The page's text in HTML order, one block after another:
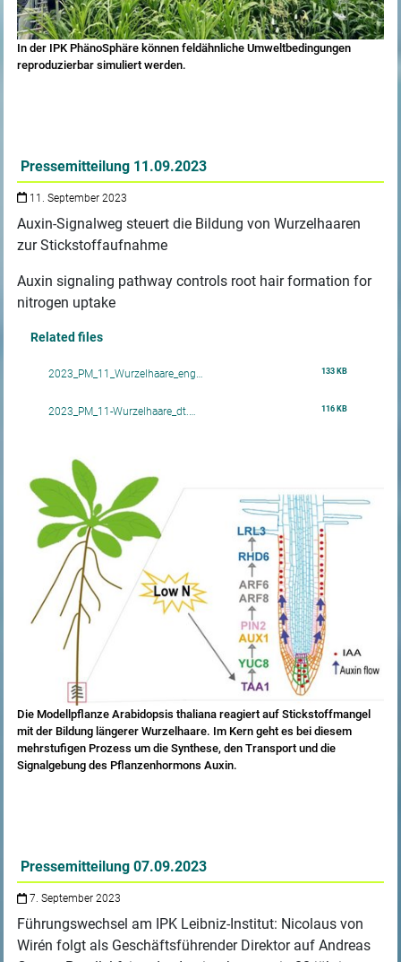
In der IPK PhänoSphäre können feldähnliche Umweltbedingungen
reproduzierbar simuliert werden.
Pressemitteilung 11.09.2023
11. September 2023
Auxin-Signalweg steuert die Bildung von Wurzelhaaren
zur Stickstoffaufnahme
Auxin signaling pathway controls root hair formation for
nitrogen uptake
Related files
2023_PM_11_Wurzelhaare_eng… 133 KB
2023_PM_11-Wurzelhaare_dt.… 116 KB
Die Modellpflanze Arabidopsis thaliana reagiert auf Stickstoffmangel
mit der Bildung längerer Wurzelhaare. Im Kern geht es bei diesem
mehrstufigen Prozess um die Synthese, den Transport und die
Signalgebung des Pflanzenhormons Auxin.
Pressemitteilung 07.09.2023
7. September 2023
Führungswechsel am IPK Leibniz-Institut: Nicolaus von
Wirén folgt als Geschäftsführender Direktor auf Andreas